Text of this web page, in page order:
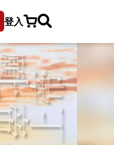
登入